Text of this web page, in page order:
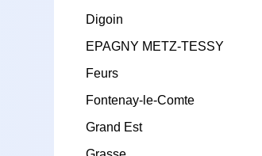
Digoin
EPAGNY METZ-TESSY
Feurs
Fontenay-le-Comte
Grand Est